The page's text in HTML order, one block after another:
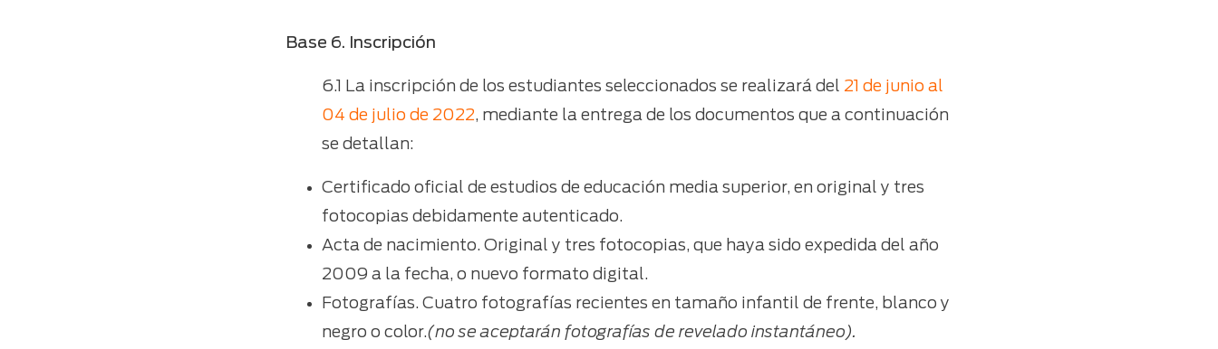
Base 6. Inscripción
6.1 La inscripción de los estudiantes seleccionados se realizará del 21 de junio al
04 de julio de 2022, mediante la entrega de los documentos que a continuación
se detallan:
Certificado oficial de estudios de educación media superior, en original y tres
fotocopias debidamente autenticado.
Acta de nacimiento. Original y tres fotocopias, que haya sido expedida del año
2009 a la fecha, o nuevo formato digital.
Fotografías. Cuatro fotografías recientes en tamaño infantil de frente, blanco y
negro o color.(no se aceptarán fotografías de revelado instantáneo).